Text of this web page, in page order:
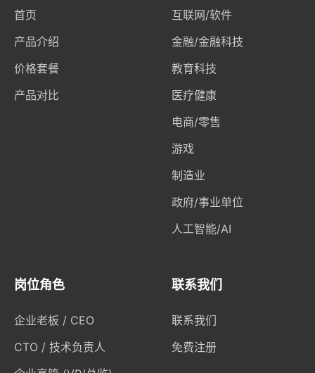
首页
产品介绍
价格套餐
产品对比
互联网/软件
金融/金融科技
教育科技
医疗健康
电商/零售
游戏
制造业
政府/事业单位
人工智能/AI
岗位角色
企业老板 / CEO
CTO / 技术负责人
联系我们
联系我们
免费注册